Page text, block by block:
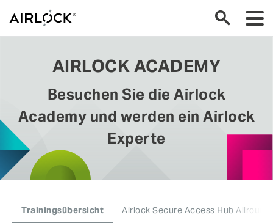
AIRLOCK ACADEMY
Besuchen Sie die Airlock
Academy und werden ein Airlock
Experte